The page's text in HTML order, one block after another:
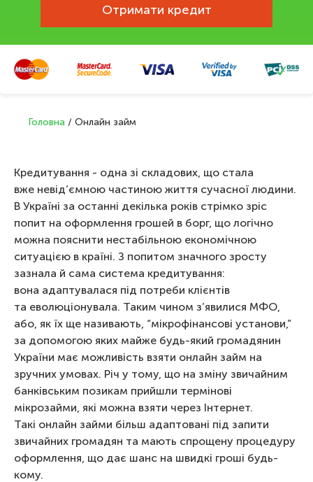
Отримати кредит
Головна / Онлайн займ
Кредитування - одна зі складових, що стала
вже невід’ємною частиною життя сучасної людини.
В Україні за останні декілька років стрімко зріс
попит на оформлення грошей в борг, що логічно
можна пояснити нестабільною економічною
ситуацією в країні. З попитом значного зросту
зазнала й сама система кредитування:
вона адаптувалася під потреби клієнтів
та еволюціонувала. Таким чином з’явилися МФО,
або, як їх ще називають, “мікрофінансові установи,”
за допомогою яких майже будь-який громадянин
України має можливість взяти онлайн займ на
зручних умовах. Річ у тому, що на зміну звичайним
банківським позикам прийшли термінові
мікрозайми, які можна взяти через Інтернет.
Такі онлайн займи більш адаптовані під запити
звичайних громадян та мають спрощену процедуру
оформлення, що дає шанс на швидкі гроші будь-
кому.